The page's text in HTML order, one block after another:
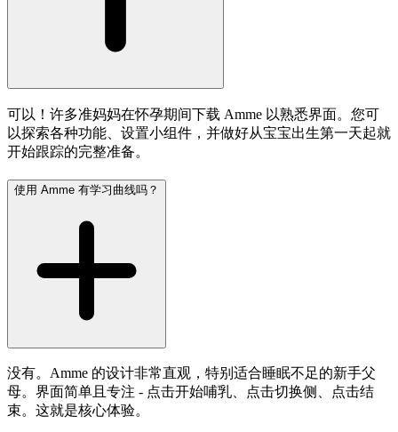
可以！许多准妈妈在怀孕期间下载 Amme 以熟悉界面。您可
以探索各种功能、设置小组件，并做好从宝宝出生第一天起就
开始跟踪的完整准备。
使用 Amme 有学习曲线吗？
没有。Amme 的设计非常直观，特别适合睡眠不足的新手父
母。界面简单且专注 - 点击开始哺乳、点击切换侧、点击结
束。这就是核心体验。